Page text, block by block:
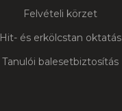
Felvételi körzet
Hit- és erkölcstan oktatás
Tanulói balesetbiztosítás